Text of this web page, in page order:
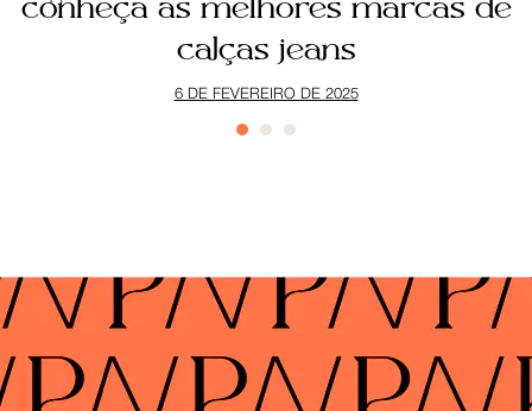
conheça as melhores marcas de
calças jeans
6 DE FEVEREIRO DE 2025